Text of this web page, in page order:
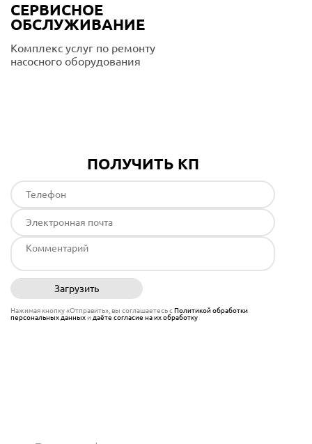
СЕРВИСНОЕ
ОБСЛУЖИВАНИЕ
Комплекс услуг по ремонту
насосного оборудования
ПОЛУЧИТЬ КП
Загрузить
Нажимая кнопку «Отправить», вы соглашаетесь сПолитикой обработки
персональных данныхи даёте согласие на их обработку